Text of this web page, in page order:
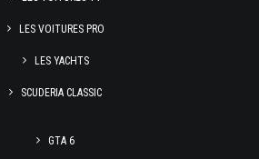
LES VOITURES PRO
LES YACHTS
SCUDERIA CLASSIC
GTA 6